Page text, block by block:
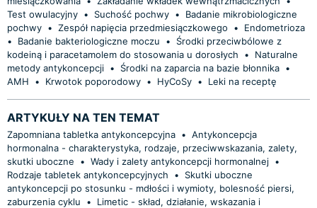
Test owulacyjny • Suchość pochwy •
Badanie mikrobiologiczne
pochwy • Zespół napięcia przedmiesiączkowego •
Endometrioza
•
Badanie bakteriologiczne moczu •
Środki przeciwbólowe z
kodeiną i paracetamolem do stosowania u dorosłych
•
Naturalne
metody antykoncepcji • Środki na zaparcia na bazie błonnika •
AMH
• Krwotok poporodowy • HyCoSy • Leki na receptę
ARTYKUŁY NA TEN TEMAT
Zapomniana tabletka antykoncepcyjna • Antykoncepcja
hormonalna - charakterystyka, rodzaje, przeciwwskazania, zalety,
skutki uboczne
• Wady i zalety antykoncepcji hormonalnej •
Rodzaje tabletek antykoncepcyjnych
•
Skutki uboczne
antykoncepcji po stosunku - mdłości i wymioty, bolesność piersi,
zaburzenia cyklu
•
Limetic - skład, działanie, wskazania i